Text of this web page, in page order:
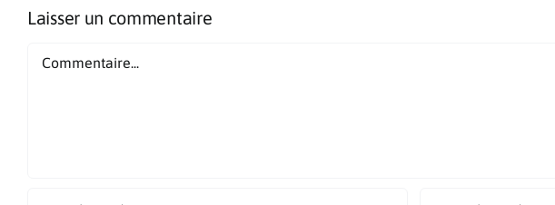
Laisser un commentaire
Commentaire